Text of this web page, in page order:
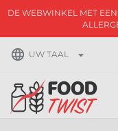
DE WEBWINKEL MET
language UW TAAL arrow_drop_down